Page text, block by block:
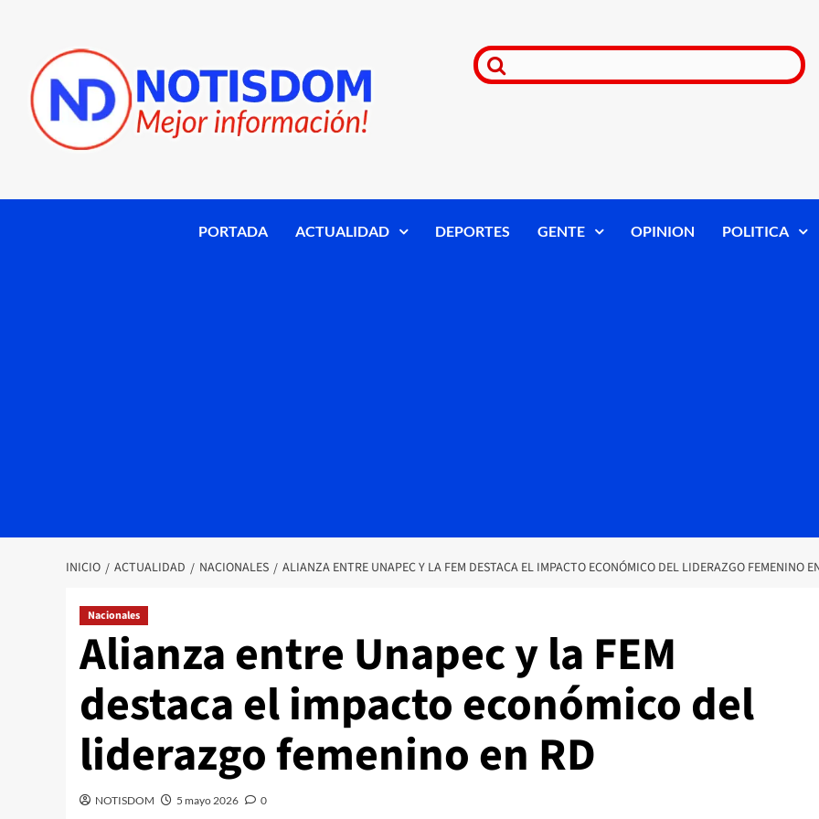
PORTADA ACTUALIDAD DEPORTES GENTE OPINION POLITICA
INICIO ACTUALIDAD NACIONALES ALIANZA ENTRE UNAPEC Y LA FEM DESTACA EL IMPACTO ECONÓMICO DEL LIDERAZGO FEMENINO
Nacionales
Alianza entre Unapec y la FEM
destaca el impacto económico del
liderazgo femenino en RD
NOTISDOM 5 mayo 2026 0